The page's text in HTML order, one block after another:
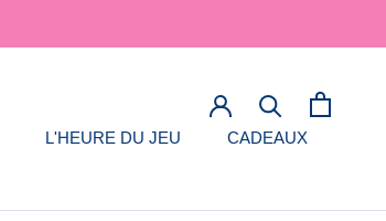
L'HEURE DU JEU CADEAUX